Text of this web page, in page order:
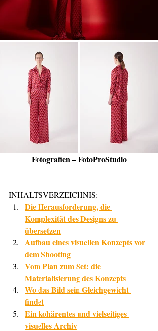
Fotografien – FotoProStudio
INHALTSVERZEICHNIS:
Die Herausforderung, die
Komplexität des Designs zu
übersetzen
Aufbau eines visuellen Konzepts vor
dem Shooting
Vom Plan zum Set: die
Materialisierung des Konzepts
Wo das Bild sein Gleichgewicht
findet
Ein kohärentes und vielseitiges
visuelles Archiv